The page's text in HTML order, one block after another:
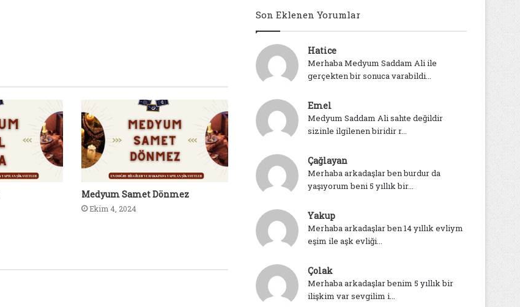
Medyum Samet Dönmez
Ekim 4, 2024
Son Eklenen Yorumlar
Hatice
Merhaba Medyum Saddam Ali ile
gerçekten bir sonuca varabildi...
Emel
Medyum Saddam Ali sahte değildir
sizinle ilgilenen biridir r...
Çağlayan
Merhaba arkadaşlar ben burdur da
yaşıyorum beni 5 yıllık bir...
Yakup
Merhaba arkadaşlar ben 14 yıllık evliym
eşim ile aşk evliği...
Çolak
Merhaba arkadaşlar benim 5 yıllık bir
ilişkim var sevgilim i...